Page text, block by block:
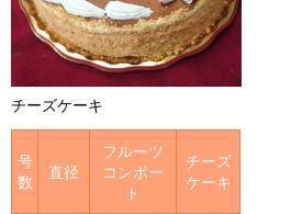
チーズケーキ
号
数
直径
フルーツ
コンポー
ト
チーズ
ケーキ